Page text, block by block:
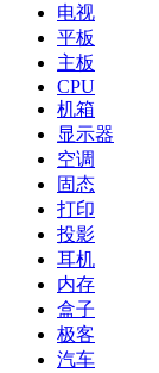
电视
平板
主板
CPU
机箱
显示器
空调
固态
打印
投影
耳机
内存
盒子
极客
汽车